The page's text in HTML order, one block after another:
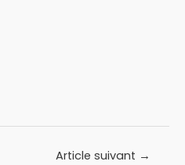
Article suivant →